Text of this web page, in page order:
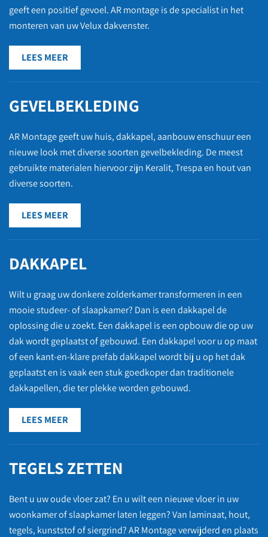
geeft een positief gevoel. AR montage is de specialist in het
monteren van uw Velux dakvenster.
LEES MEER
GEVELBEKLEDING
AR Montage geeft uw huis, dakkapel, aanbouw enschuur een
nieuwe look met diverse soorten gevelbekleding. De meest
gebruikte materialen hiervoor zijn Keralit, Trespa en hout van
diverse soorten.
LEES MEER
DAKKAPEL
Wilt u graag uw donkere zolderkamer transformeren in een
mooie studeer- of slaapkamer? Dan is een dakkapel de
oplossing die u zoekt. Een dakkapel is een opbouw die op uw
dak wordt geplaatst of gebouwd. Een dakkapel voor u op maat
of een kant-en-klare prefab dakkapel wordt bij u op het dak
geplaatst en is vaak een stuk goedkoper dan traditionele
dakkapellen, die ter plekke worden gebouwd.
LEES MEER
TEGELS ZETTEN
Bent u uw oude vloer zat? En u wilt een nieuwe vloer in uw
woonkamer of slaapkamer laten leggen? Van laminaat, hout,
tegels, kunststof of siergrind? AR Montage verwijderd en plaats